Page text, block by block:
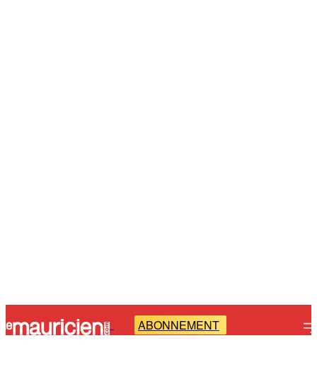
- ABONNEMENT